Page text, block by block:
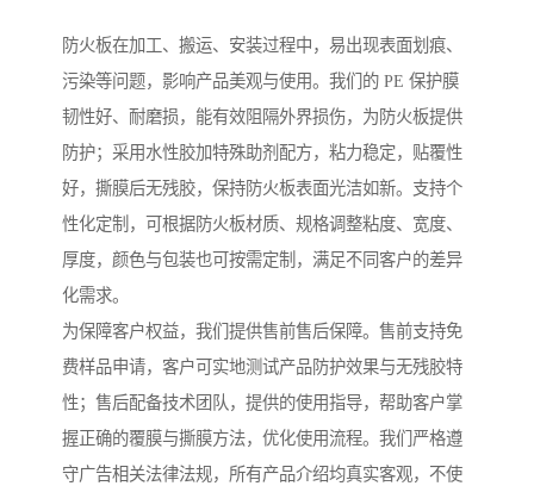
防火板在加工、搬运、安装过程中，易出现表面划痕、
污染等问题，影响产品美观与使用。我们的 PE 保护膜
韧性好、耐磨损，能有效阻隔外界损伤，为防火板提供
防护；采用水性胶加特殊助剂配方，粘力稳定，贴覆性
好，撕膜后无残胶，保持防火板表面光洁如新。支持个
性化定制，可根据防火板材质、规格调整粘度、宽度、
厚度，颜色与包装也可按需定制，满足不同客户的差异
化需求。
为保障客户权益，我们提供售前售后保障。售前支持免
费样品申请，客户可实地测试产品防护效果与无残胶特
性；售后配备技术团队，提供的使用指导，帮助客户掌
握正确的覆膜与撕膜方法，优化使用流程。我们严格遵
守广告相关法律法规，所有产品介绍均真实客观，不使